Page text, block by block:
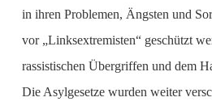
in ihren Problemen, Ängsten und
vor „Linksextremisten“ geschützt
rassistischen Übergriffen und dem
Die Asylgesetze wurden weiter